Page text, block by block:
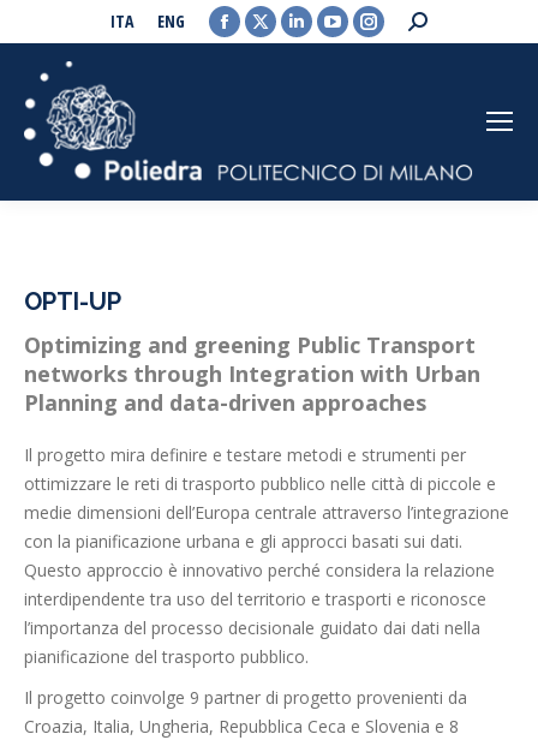
ITA ENG
Facebook
page
window
X
page
window
Linkedin
page
window
YouTube
page
window
Instagram
page
window
Search:
OPTI-UP
Optimizing and greening Public Transport
networks through Integration with Urban
Planning and data-driven approaches
Il progetto mira definire e testare metodi e strumenti per
ottimizzare le reti di trasporto pubblico nelle città di piccole e
medie dimensioni dell’Europa centrale attraverso l’integrazione
con la pianificazione urbana e gli approcci basati sui dati.
Questo approccio è innovativo perché considera la relazione
interdipendente tra uso del territorio e trasporti e riconosce
l’importanza del processo decisionale guidato dai dati nella
pianificazione del trasporto pubblico.
Il progetto coinvolge 9 partner di progetto provenienti da
Croazia, Italia, Ungheria, Repubblica Ceca e Slovenia e 8